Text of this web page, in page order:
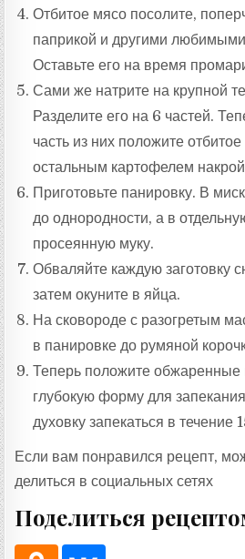
Отбитое мясо посолите,
паприкой и другими
Оставьте его на время
Сами же натрите на крупной
Разделите его на 6 частей.
часть из них положите
остальным картофелем
Приготовьте панировку. В
до однородности, а в
просеянную муку.
Обваляйте каждую заготовку
затем окуните в яйца.
На сковороде с разогретым
в панировке до румяной
Теперь положите обжаренные
глубокую форму для
духовку запекаться в течение
Если вам понравился рецепт,
делиться в социальных сетях
Поделиться